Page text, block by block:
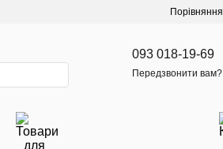
Порівняння
093 018-19-69
Передзвонити вам?